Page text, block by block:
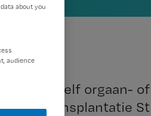
zijn zelf orgaan-
Transplantatie
about you
audience